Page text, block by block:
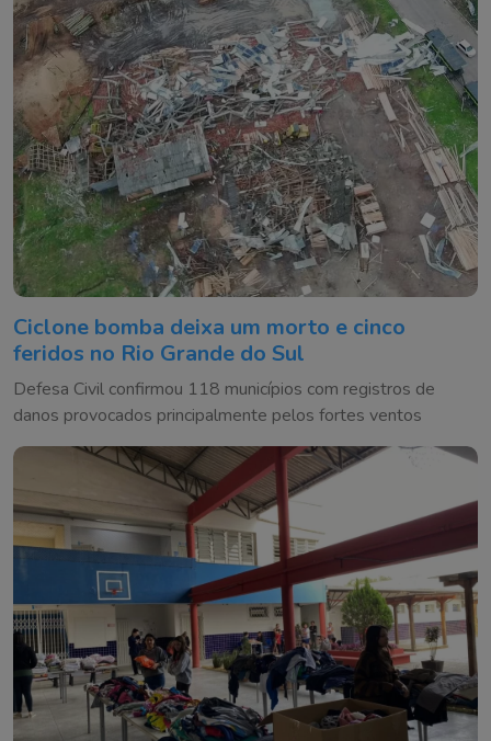
Ciclone bomba deixa um morto e cinco
feridos no Rio Grande do Sul
Defesa Civil confirmou 118 municípios com registros de
danos provocados principalmente pelos fortes ventos